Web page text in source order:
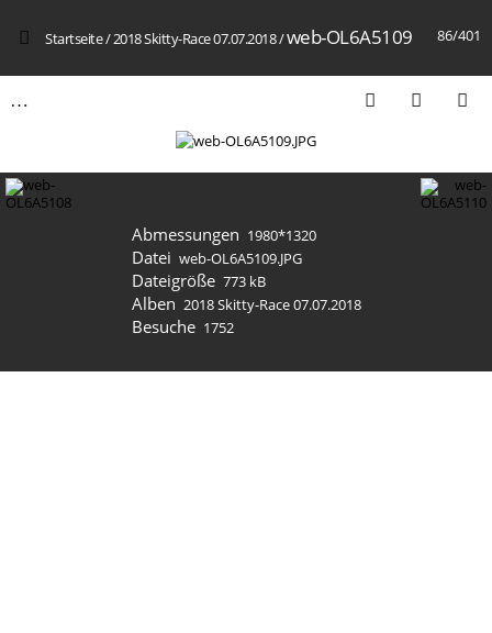
86/401
Startseite/2018 Skitty-Race 07.07.2018/web-OL6A5109
Abmessungen 1980*1320
Datei web-OL6A5109.JPG
Dateigröße 773 kB
Alben 2018 Skitty-Race 07.07.2018
Besuche 1752